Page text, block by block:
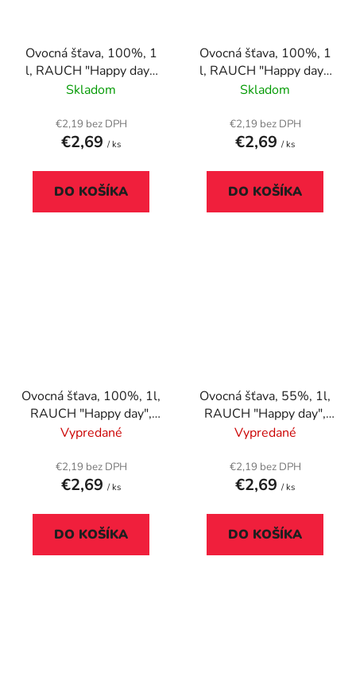
Ovocná šťava, 100%, 1
l, RAUCH "Happy day",
jablko
Skladom
€2,19 bez DPH
€2,69 / ks
DO KOŠÍKA
Ovocná šťava, 100%, 1
l, RAUCH "Happy day",
multivitamín
Skladom
€2,19 bez DPH
€2,69 / ks
DO KOŠÍKA
Ovocná šťava, 100%, 1l,
RAUCH "Happy day",
multivitamín
Vypredané
€2,19 bez DPH
€2,69 / ks
DO KOŠÍKA
Ovocná šťava, 55%, 1l,
RAUCH "Happy day",
Immun Iron
Vypredané
€2,19 bez DPH
€2,69 / ks
DO KOŠÍKA